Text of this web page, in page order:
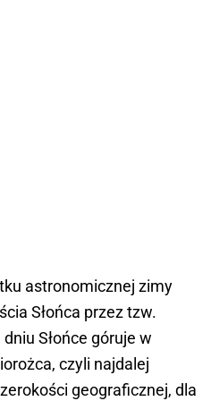
astronomicznej zimy
Słońca przez tzw.
Słońce góruje w
czyli najdalej
geograficznej, dla